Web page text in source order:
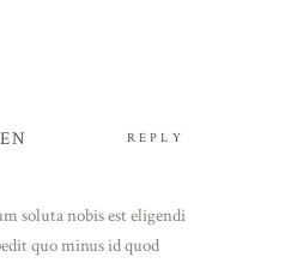
REPLY
soluta nobis est eligendi
quo minus id quod